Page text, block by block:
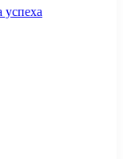
успеха